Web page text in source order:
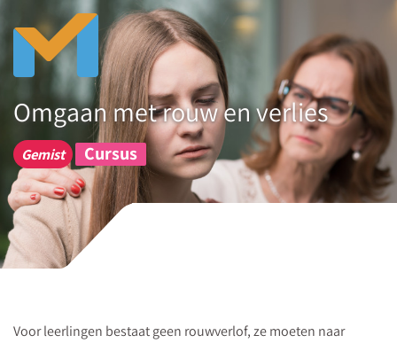
Download
gratis
waarin
leest
wat
kinderen
kunnen
Omgaan met rouw en verlies
Gemist Cursus
Voor leerlingen bestaat geen rouwverlof, ze moeten naar